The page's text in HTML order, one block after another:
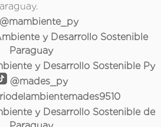
y Desarrollo Sostenible
Paraguay
y Desarrollo Sostenible Py
@mades_py
y Desarrollo Sostenible de